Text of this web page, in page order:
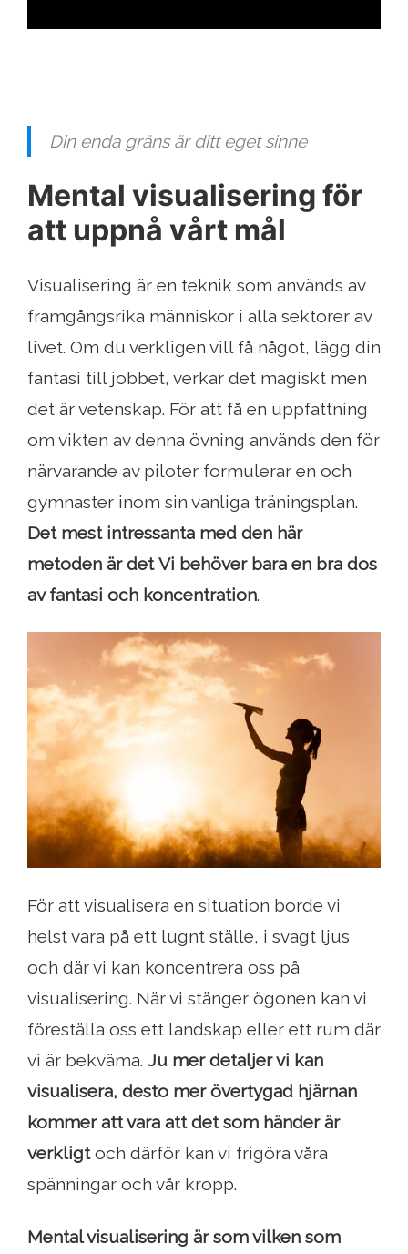
Din enda gräns är ditt eget sinne
Mental visualisering för
att uppnå vårt mål
Visualisering är en teknik som används av
framgångsrika människor i alla sektorer av
livet. Om du verkligen vill få något, lägg din
fantasi till jobbet, verkar det magiskt men
det är vetenskap. För att få en uppfattning
om vikten av denna övning används den för
närvarande av piloter formulerar en och
gymnaster inom sin vanliga träningsplan.
Det mest intressanta med den här
metoden är det Vi behöver bara en bra dos
av fantasi och koncentration.
För att visualisera en situation borde vi
helst vara på ett lugnt ställe, i svagt ljus
och där vi kan koncentrera oss på
visualisering. När vi stänger ögonen kan vi
föreställa oss ett landskap eller ett rum där
vi är bekväma. Ju mer detaljer vi kan
visualisera, desto mer övertygad hjärnan
kommer att vara att det som händer är
verkligtoch därför kan vi frigöra våra
spänningar och vår kropp.
Mental visualisering är som vilken som